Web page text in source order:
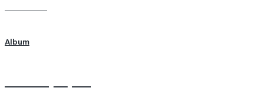
Learn more
Album
Каллиграфия